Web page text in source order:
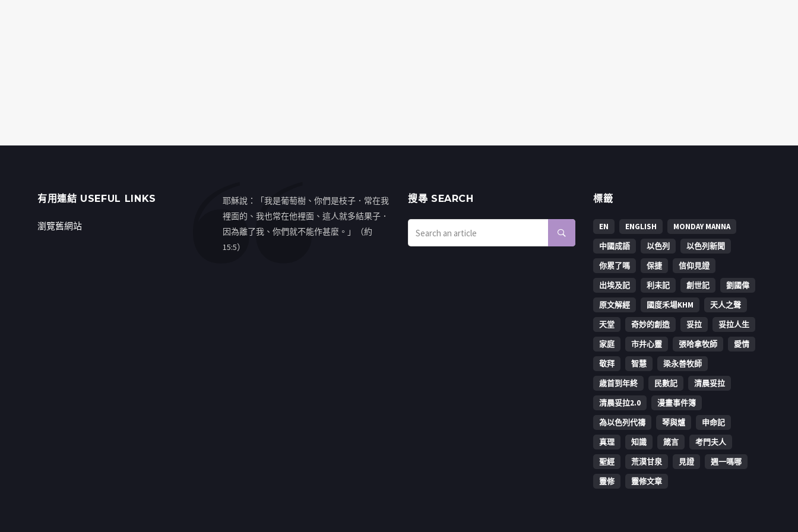
有用連結 USEFUL LINKS
瀏覽舊網站
耶穌說：「我是葡萄樹、你們是枝子．常在我
裡面的、我也常在他裡面、這人就多結果子．
因為離了我、你們就不能作甚麼。」（約
15:5）
搜㝷 SEARCH 標籤
EN ENGLISH
MONDAY MANNA
中國成語
以色列
以色列新聞
你累了嗎
保捷
信仰見證
出埃及記
利未記 創世記
劉國偉
原文解經
國度禾場KHM
天人之聲
天堂
奇妙的創造 妥拉
妥拉人生
家庭
市井心靈 張哈拿牧師
愛情
敬拜
智慧
梁永善牧師
歳首到年終
民數記
清晨妥拉
清晨妥拉2.0
漫畫事件簿
為以色列代禱
琴與爐
申命記
真理
知識 箴言
考門夫人
聖經
荒漠甘泉 見證
週一嗎哪
靈修
靈修文章